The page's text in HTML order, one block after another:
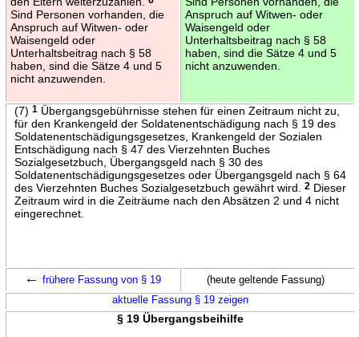
Sind Personen vorhanden, die
Anspruch auf Witwen- oder
Waisengeld oder
Unterhaltsbeitrag nach § 58
haben, sind die Sätze 4 und 5
nicht anzuwenden.
Anspruch auf Witwen- oder
Waisengeld oder
Unterhaltsbeitrag nach § 58
haben, sind die Sätze 4 und 5
nicht anzuwenden.
(7) 1Übergangsgebührnisse stehen für einen Zeitraum nicht zu,
für den Krankengeld der Soldatenentschädigung nach § 19 des
Soldatenentschädigungsgesetzes, Krankengeld der Sozialen
Entschädigung nach § 47 des Vierzehnten Buches
Sozialgesetzbuch, Übergangsgeld nach § 30 des
Soldatenentschädigungsgesetzes oder Übergangsgeld nach § 64
des Vierzehnten Buches Sozialgesetzbuch gewährt wird.
2Dieser
Zeitraum wird in die Zeiträume nach den Absätzen 2 und 4 nicht
eingerechnet.
← frühere Fassung von § 19
(heute geltende Fassung)
aktuelle Fassung § 19 zeigen
§ 19 Übergangsbeihilfe